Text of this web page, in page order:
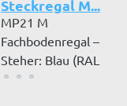
Steckregal M...
MP21 M
Fachbodenregal –
Steher: Blau (RAL
5019) und Auflagen: